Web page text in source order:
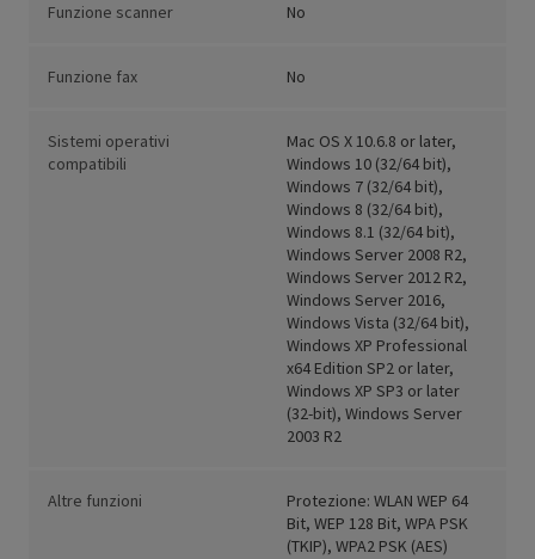
Funzione scanner No
Funzione fax No
Sistemi operativi
compatibili
Mac OS X 10.6.8 or later,
Windows 10 (32/64 bit),
Windows 7 (32/64 bit),
Windows 8 (32/64 bit),
Windows 8.1 (32/64 bit),
Windows Server 2008 R2,
Windows Server 2012 R2,
Windows Server 2016,
Windows Vista (32/64 bit),
Windows XP Professional
x64 Edition SP2 or later,
Windows XP SP3 or later
(32-bit), Windows Server
2003 R2
Altre funzioni
Protezione: WLAN WEP 64
Bit, WEP 128 Bit, WPA PSK
(TKIP), WPA2 PSK (AES)